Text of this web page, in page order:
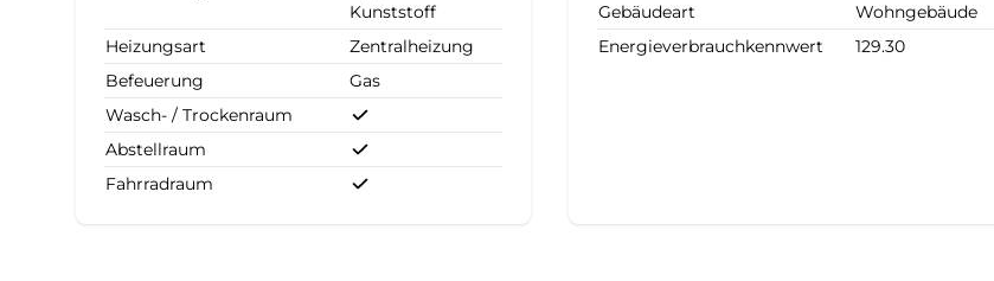
Kunststoff
Heizungsart
Zentralheizung
Befeuerung
Gas
Wasch- / Trockenraum
Abstellraum
Fahrradraum
Gebäudeart
Wohngebäude
Energieverbrauchkennwert
129.30